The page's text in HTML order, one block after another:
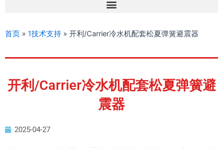
首页 » 1技术支持 » 开利/Carrier冷水机配套松夏弹簧避震器
开利/Carrier冷水机配套松夏弹簧避
震器
2025-04-27